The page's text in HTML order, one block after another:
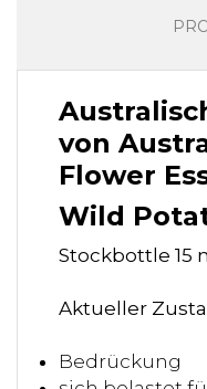
von
Flower
Wild
Stockbottle 15
Aktueller
Bedrückung